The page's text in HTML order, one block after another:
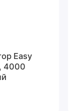
Easy
4000